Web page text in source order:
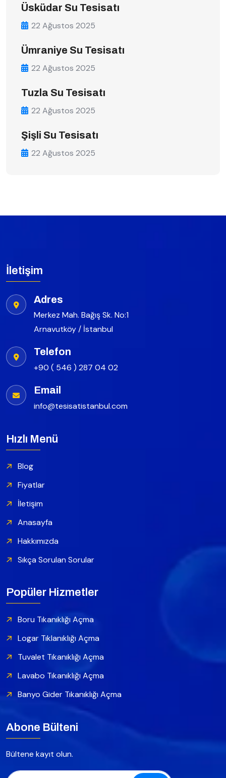
Üsküdar Su Tesisatı
22 Ağustos 2025
Ümraniye Su Tesisatı
22 Ağustos 2025
Tuzla Su Tesisatı
22 Ağustos 2025
Şişli Su Tesisatı
22 Ağustos 2025
İletişim
Adres
Merkez Mah. Bağış Sk. No:1
Arnavutköy / İstanbul
Telefon
+90 ( 546 ) 287 04 02
Email
info@tesisatistanbul.com
Hızlı Menü
Blog
Fiyatlar
İletişim
Anasayfa
Hakkımızda
Sıkça Sorulan Sorular
Popüler Hizmetler
Boru Tıkanıklığı Açma
Logar Tıklanıklığı Açma
Tuvalet Tıkanıklığı Açma
Lavabo Tıkanıklığı Açma
Banyo Gider Tıkanıklığı Açma
Abone Bülteni
Bültene kayıt olun.